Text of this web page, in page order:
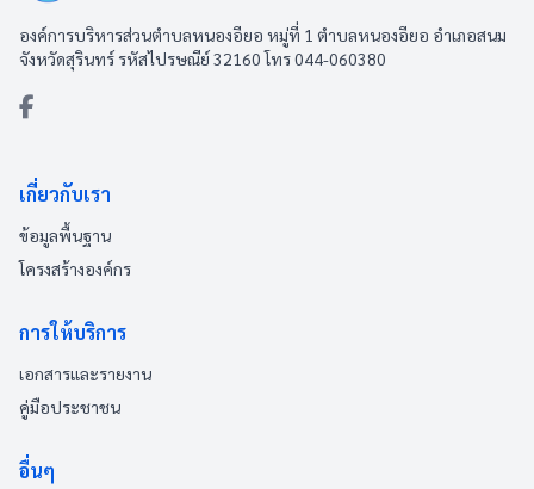
องค์การบริหารส่วนตำบลหนองอียอ หมู่ที่ 1 ตำบลหนองอียอ อำเภอสนม
จังหวัดสุรินทร์ รหัสไปรษณีย์ 32160 โทร 044-060380
เกี่ยวกับเรา
ข้อมูลพื้นฐาน
โครงสร้างองค์กร
การให้บริการ
เอกสารและรายงาน
คู่มือประชาชน
อื่นๆ